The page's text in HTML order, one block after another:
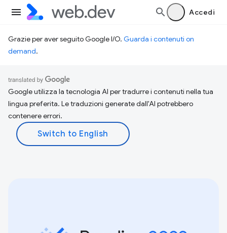
Accedi
Grazie per aver seguito Google I/O. Guarda i contenuti on
demand.
Google utilizza la tecnologia AI per tradurre i contenuti nella tua
lingua preferita. Le traduzioni generate dall'AI potrebbero
contenere errori.